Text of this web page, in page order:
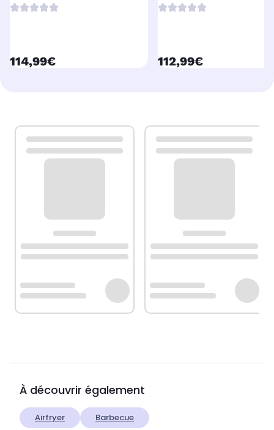
currentPrice
114,99€ currentPrice
112,99€
À découvrir également
Airfryer Barbecue